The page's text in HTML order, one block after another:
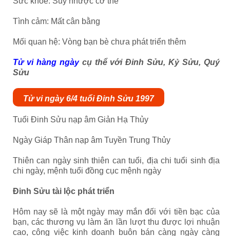
Tình cảm: Mất cân bằng
Mối quan hệ: Vòng bạn bè chưa phát triển thêm
Tử vi hàng ngàycụ thể với Đinh Sửu, Kỷ Sửu, Quý
Sửu
Tử vi ngày 6/4 tuổi Đinh Sửu 1997
Tuổi Đinh Sửu nạp âm Giản Hạ Thủy
Ngày Giáp Thân nạp âm Tuyền Trung Thủy
Thiên can ngày sinh thiên can tuổi, địa chi tuổi sinh địa
chi ngày, mệnh tuổi đồng cục mệnh ngày
Đinh Sửu tài lộc phát triển
Hôm nay sẽ là một ngày may mắn đối với tiền bạc của
bạn, các thương vụ làm ăn lần lượt thu được lợi nhuận
cao, công việc kinh doanh buôn bán càng ngày càng